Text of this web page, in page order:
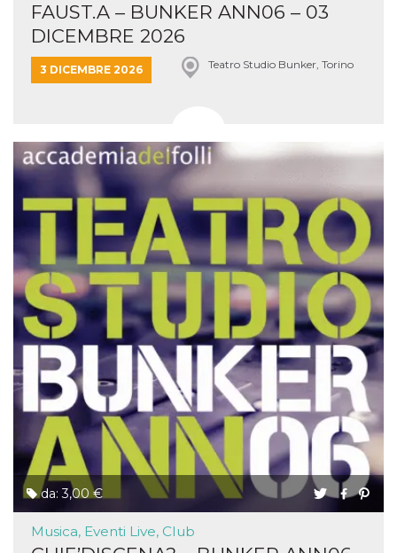
FAUST.A – BUNKER ANN06 – 03
DICEMBRE 2026
3 DICEMBRE 2026 Teatro Studio Bunker, Torino
da: 3,00 €
Musica, Eventi Live, Club